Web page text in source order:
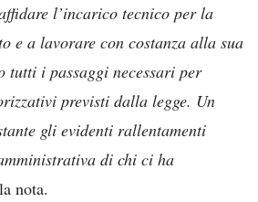
l’incarico tecnico per la
e a lavorare con costanza alla sua
tutti i passaggi necessari per
previsti dalla legge. Un
gli evidenti rallentamenti
di chi ci ha
nota.